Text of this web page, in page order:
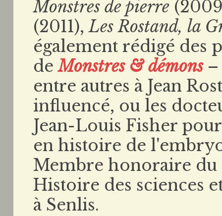
Monstres de pierre
(2011),Les Rostand, la
également rédigé des
deMonstres & démons–
entre autres à Jean
influencé, ou les
Jean-Louis Fisher
en histoire de
Membre honoraire
Histoire des sciences
à Senlis.